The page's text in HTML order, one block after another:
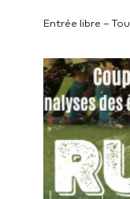
Entrée libre –